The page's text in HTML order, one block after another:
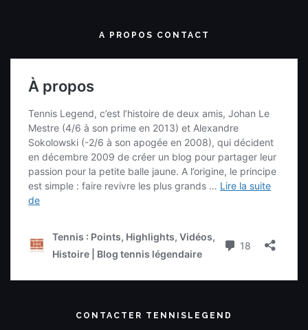
A PROPOS CONTACT
CONTACTER TENNISLEGEND